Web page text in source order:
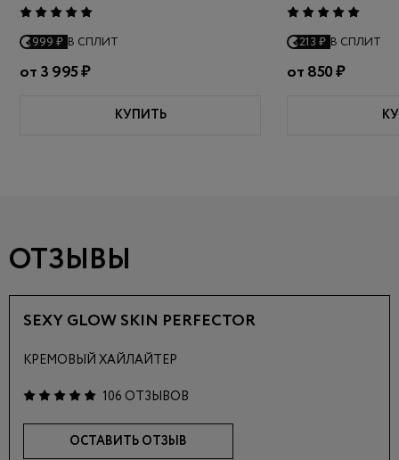
999 ₽ В СПЛИТ
от3 995 ₽
КУПИТЬ
213 ₽ В СПЛИТ
от850 ₽
ОТЗЫВЫ
SEXY GLOW SKIN PERFECTOR
КРЕМОВЫЙ ХАЙЛАЙТЕР
106 ОТЗЫВОВ
ОСТАВИТЬ ОТЗЫВ